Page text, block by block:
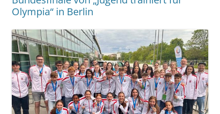
Olympia“ in Berlin